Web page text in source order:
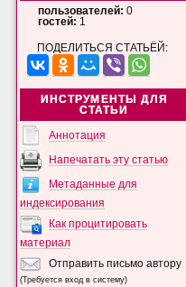
пользователей: 0
гостей: 1
ПОДЕЛИТЬСЯ СТАТЬЁЙ:
ИНСТРУМЕНТЫ ДЛЯ
СТАТЬИ
Аннотация
Напечатать эту статью
Метаданные для
индексирования
Как процитировать
материал
Отправить письмо автору
(Требуется вход в систему)